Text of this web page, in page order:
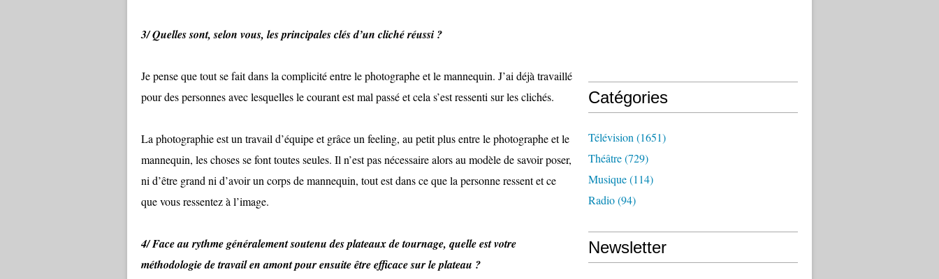
3/ Quelles sont, selon vous, les principales clés d’un cliché réussi ?
Je pense que tout se fait dans la complicité entre le photographe et le mannequin. J’ai déjà travaillé
pour des personnes avec lesquelles le courant est mal passé et cela s’est ressenti sur les clichés.
La photographie est un travail d’équipe et grâce un feeling, au petit plus entre le photographe et le
mannequin, les choses se font toutes seules. Il n’est pas nécessaire alors au modèle de savoir poser,
ni d’être grand ni d’avoir un corps de mannequin, tout est dans ce que la personne ressent et ce
que vous ressentez à l’image.
4/ Face au rythme généralement soutenu des plateaux de tournage, quelle est votre
méthodologie de travail en amont pour ensuite être efficace sur le plateau ?
Catégories
Télévision (1651)
Théâtre(729)
Musique(114)
Radio(94)
Newsletter